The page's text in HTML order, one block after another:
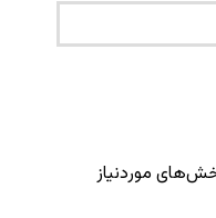
موردنیاز